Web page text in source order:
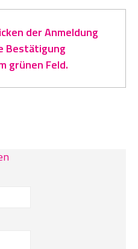
der Anmeldung
Bestätigung
grünen Feld.